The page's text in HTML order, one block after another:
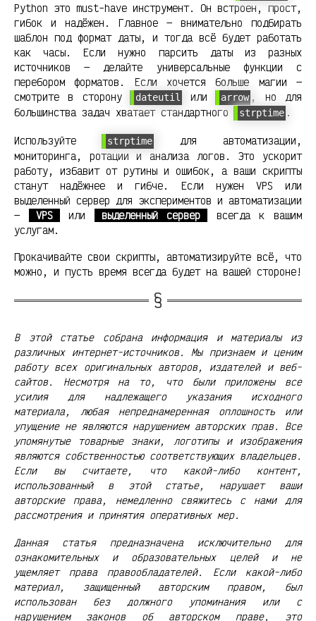
Python это must-have инструмент. Он встроен, прост,
гибок и надёжен. Главное — внимательно подбирать
шаблон под формат даты, и тогда всё будет работать
как часы. Если нужно парсить даты из разных
источников — делайте универсальные функции с
перебором форматов. Если хочется больше магии —
смотрите в сторону
dateutil или arrow , но для
большинства задач хватает стандартного
strptime .
Используйте strptime
для автоматизации,
мониторинга, ротации и анализа логов. Это ускорит
работу, избавит от рутины и ошибок, а ваши скрипты
станут надёжнее и гибче. Если нужен VPS или
выделенный сервер для экспериментов и автоматизации
—
VPS или выделенный сервер
всегда к вашим
услугам.
Прокачивайте свои скрипты, автоматизируйте всё, что
можно, и пусть время всегда будет на вашей стороне!
В этой статье собрана информация и материалы из
различных интернет-источников. Мы признаем и ценим
работу всех оригинальных авторов, издателей и веб-
сайтов. Несмотря на то, что были приложены все
усилия для надлежащего указания исходного
материала, любая непреднамеренная оплошность или
упущение не являются нарушением авторских прав. Все
упомянутые товарные знаки, логотипы и изображения
являются собственностью соответствующих владельцев.
Если вы считаете, что какой-либо контент,
использованный в этой статье, нарушает ваши
авторские права, немедленно свяжитесь с нами для
рассмотрения и принятия оперативных мер.
Данная статья предназначена исключительно для
ознакомительных и образовательных целей и не
ущемляет права правообладателей. Если какой-либо
материал, защищенный авторским правом, был
использован без должного упоминания или с
нарушением законов об авторском праве, это